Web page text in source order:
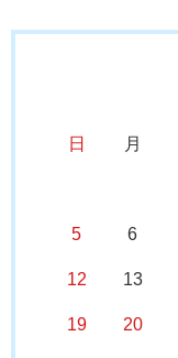
日 月
5 6
12 13
19 20